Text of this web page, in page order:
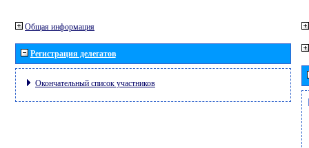
Общая информация
Регистрация делегатов
Окончательный список участников